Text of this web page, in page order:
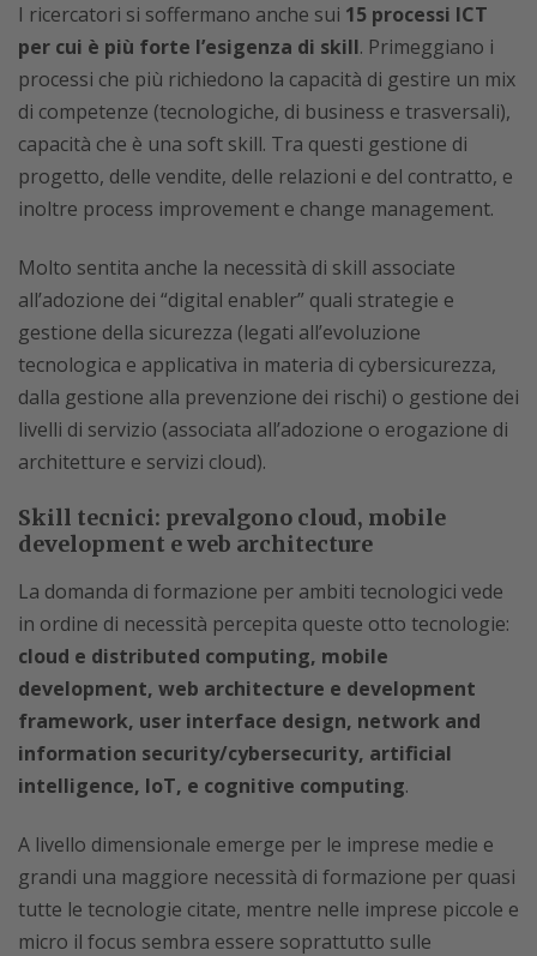
I ricercatori si soffermano anche sui 15 processi ICT
per cui è più forte l’esigenza di skill. Primeggiano i
processi che più richiedono la capacità di gestire un mix
di competenze (tecnologiche, di business e trasversali),
capacità che è una soft skill. Tra questi gestione di
progetto, delle vendite, delle relazioni e del contratto, e
inoltre process improvement e change management.
Molto sentita anche la necessità di skill associate
all’adozione dei “digital enabler” quali strategie e
gestione della sicurezza (legati all’evoluzione
tecnologica e applicativa in materia di cybersicurezza,
dalla gestione alla prevenzione dei rischi) o gestione dei
livelli di servizio (associata all’adozione o erogazione di
architetture e servizi cloud).
Skill tecnici: prevalgono cloud, mobile
development e web architecture
La domanda di formazione per ambiti tecnologici vede
in ordine di necessità percepita queste otto tecnologie:
cloud e distributed computing, mobile
development, web architecture e development
framework, user interface design, network and
information security/cybersecurity, artificial
intelligence, IoT, e cognitive computing.
A livello dimensionale emerge per le imprese medie e
grandi una maggiore necessità di formazione per quasi
tutte le tecnologie citate, mentre nelle imprese piccole e
micro il focus sembra essere soprattutto sulle